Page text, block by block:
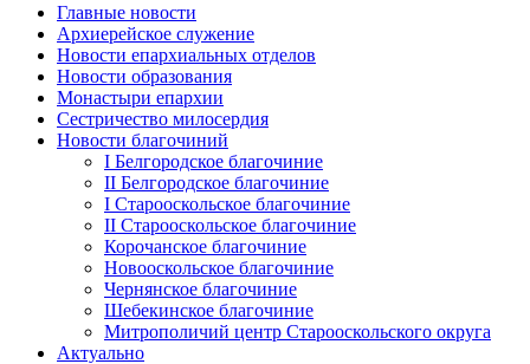
Главные новости
Архиерейское служение
Новости епархиальных отделов
Новости образования
Монастыри епархии
Сестричество милосердия
Новости благочиний
I Белгородское благочиние
II Белгородское благочиние
I Старооскольское благочиние
II Старооскольское благочиние
Корочанское благочиние
Новооскольское благочиние
Чернянское благочиние
Шебекинское благочиние
Митрополичий центр Старооскольского округа
Актуально